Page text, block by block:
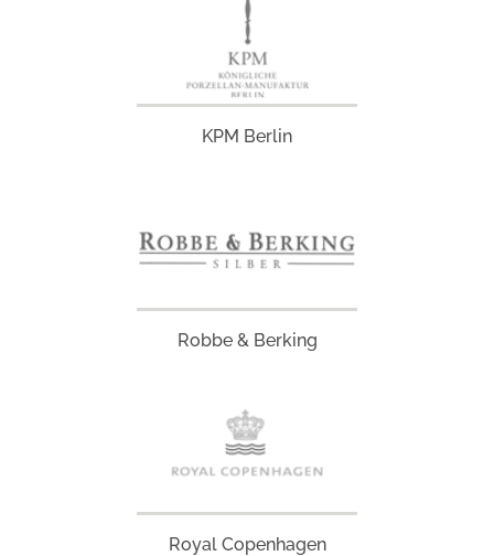
KPM Berlin
Robbe & Berking
Royal Copenhagen